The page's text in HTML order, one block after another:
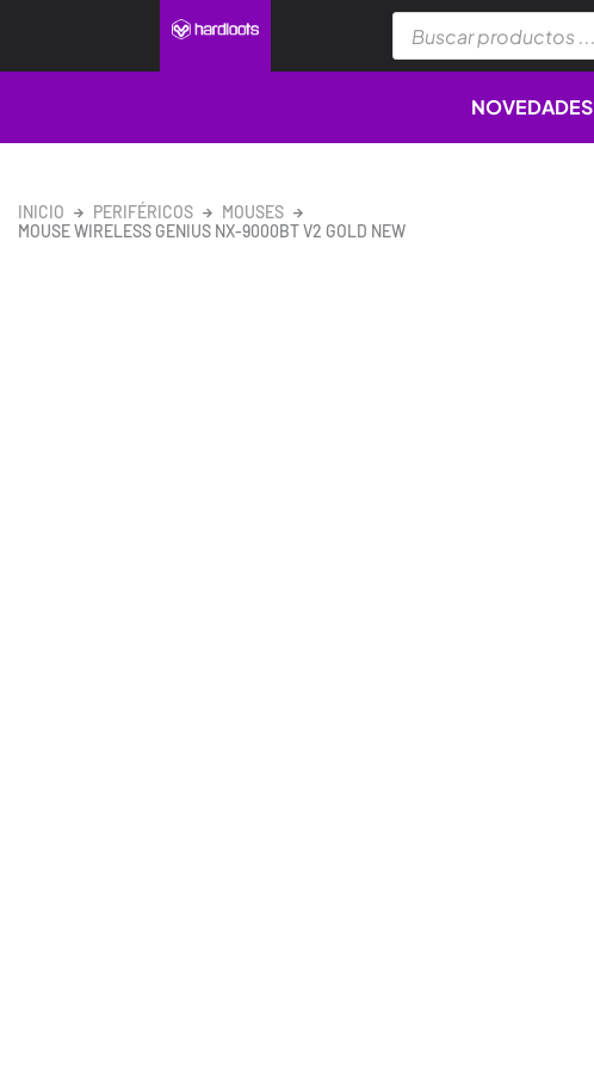
contenido
productos
NOVEDADES
INICIO PERIFÉRICOS
MOUSES
MOUSE WIRELESS GENIUS NX-9000BT V2 GOLD NEW